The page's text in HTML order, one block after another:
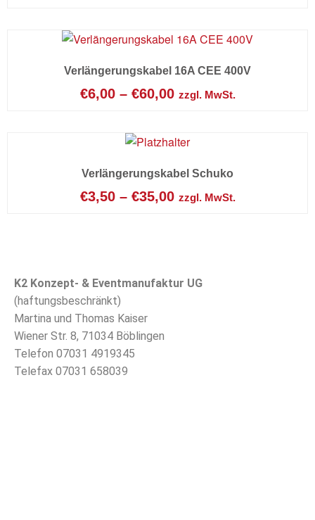
Verlängerungskabel 16A CEE 400V
€6,00 – €60,00 zzgl. MwSt.
Verlängerungskabel Schuko
€3,50 – €35,00 zzgl. MwSt.
K2 Konzept- & Eventmanufaktur UG
(haftungsbeschränkt)
Martina und Thomas Kaiser
Wiener Str. 8, 71034 Böblingen
Telefon 07031 4919345
Telefax 07031 658039